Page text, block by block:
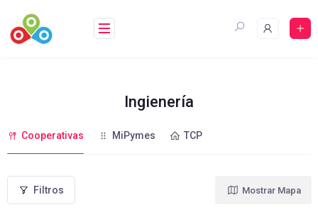
contenido
Ingienería
Cooperativas MiPymes TCP
Filtros Mostrar Mapa